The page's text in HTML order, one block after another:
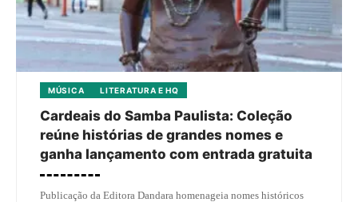
MÚSICA LITERATURA E HQ
Cardeais do Samba Paulista: Coleção
reúne histórias de grandes nomes e
ganha lançamento com entrada gratuita
Publicação da Editora Dandara homenageia nomes históricos